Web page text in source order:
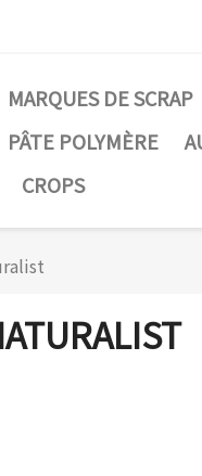
MARQUES DE SCRAP
PÂTE POLYMÈRE
CROPS